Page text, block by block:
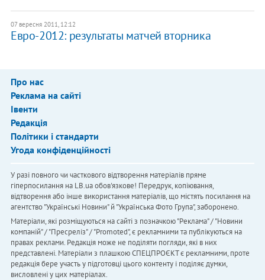
07 вересня 2011, 12:12
Евро-2012: результаты матчей вторника
Про нас
Реклама на сайті
Івенти
Редакція
Політики і стандарти
Угода конфіденційності
У разі повного чи часткового відтворення матеріалів пряме
гіперпосилання на LB.ua обов'язкове! Передрук, копіювання,
відтворення або інше використання матеріалів, що містять посилання на
агентство "Українськi Новини" й "Українська Фото Група", заборонено.
Матеріали, які розміщуються на сайті з позначкою "Реклама" / "Новини
компаній" / "Пресреліз" / "Promoted", є рекламними та публікуються на
правах реклами. Редакція може не поділяти погляди, які в них
представлені. Матеріали з плашкою СПЕЦПРОЄКТ є рекламними, проте
редакція бере участь у підготовці цього контенту і поділяє думки,
висловлені у цих матеріалах.